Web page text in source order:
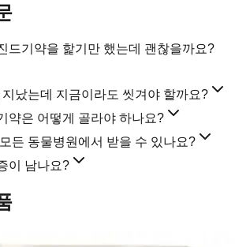
드기약을 핥기만 했는데 괜찮을까요?
났는데 지금이라도 씻겨야 할까요?
약은 어떻게 골라야 하나요?
든 동물병원에서 받을 수 있나요?
이 남나요?